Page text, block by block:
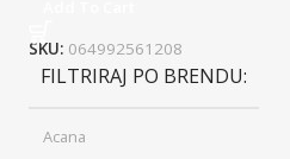
SKU: 064992561208
FILTRIRAJ PO BRENDU
Acana